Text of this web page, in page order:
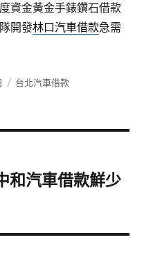
資金黃金手錶鑽石借款
開發林口汽車借款急需
分
台北汽車借款
和汽車借款鮮少